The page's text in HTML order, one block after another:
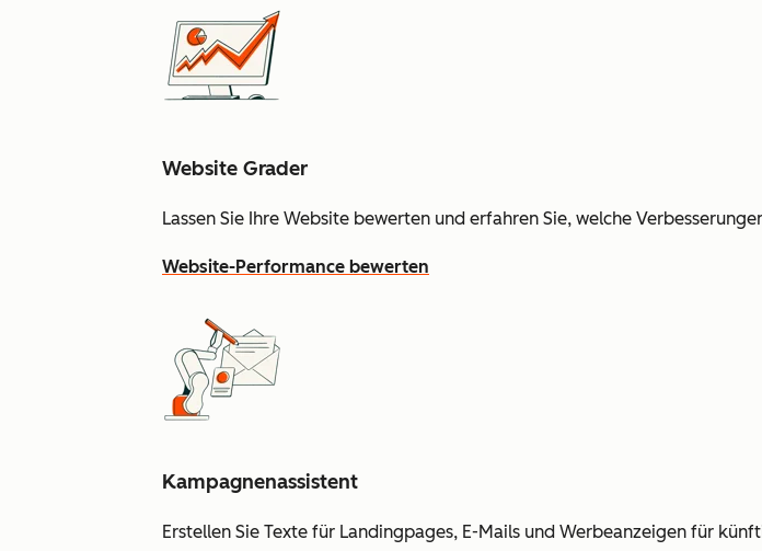
Website Grader
Lassen Sie Ihre Website bewerten und erfahren Sie, welche
Website-Performance bewerten
Kampagnenassistent
Erstellen Sie Texte für Landingpages, E-Mails und Werbeanzeigen für